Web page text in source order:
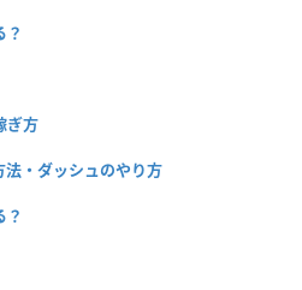
？
ぎ方
法・ダッシュのやり方
？